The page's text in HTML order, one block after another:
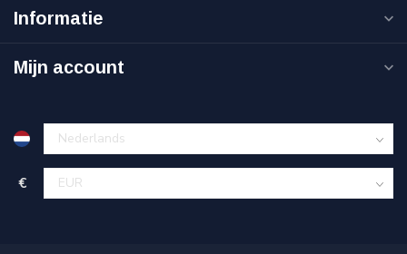
Informatie
Mijn account
€